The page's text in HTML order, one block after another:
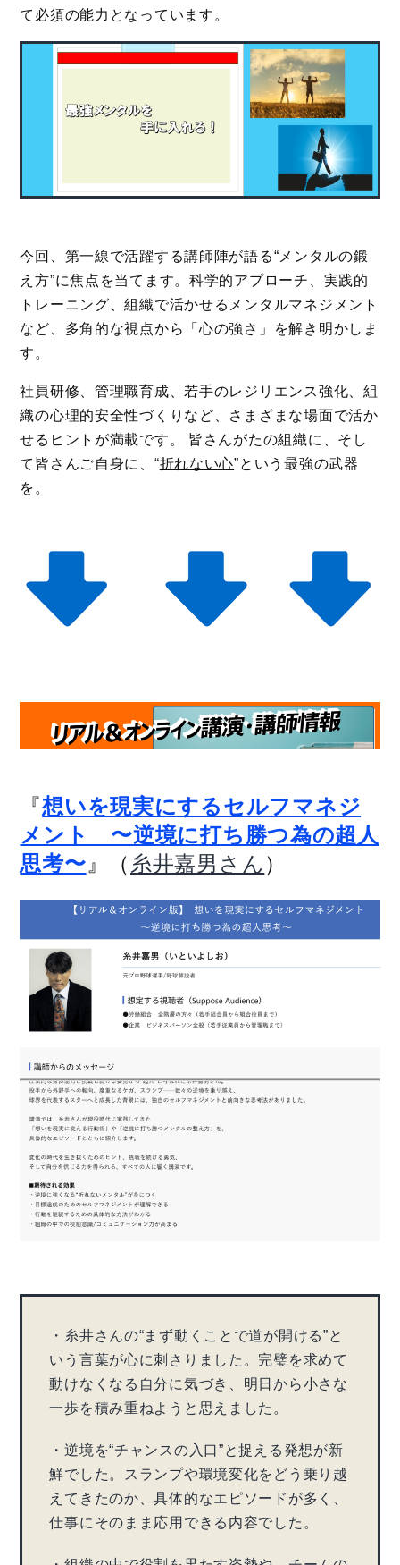
て必須の能力となっています。
今回、第一線で活躍する講師陣が語る“メンタルの鍛
え方”に焦点を当てます。科学的アプローチ、実践的
トレーニング、組織で活かせるメンタルマネジメント
など、多角的な視点から「心の強さ」を解き明かしま
す。
社員研修、管理職育成、若手のレジリエンス強化、組
織の心理的安全性づくりなど、さまざまな場面で活か
せるヒントが満載です。 皆さんがたの組織に、そし
て皆さんご自身に、“折れない心”という最強の武器
を。
『想いを現実にするセルフマネジ
メント 〜逆境に打ち勝つ為の超人
思考〜 』（ 糸井嘉男さん ）
・糸井さんの“まず動くことで道が開ける”と
いう言葉が心に刺さりました。完璧を求めて
動けなくなる自分に気づき、明日から小さな
一歩を積み重ねようと思えました。
・逆境を“チャンスの入口”と捉える発想が新
鮮でした。スランプや環境変化をどう乗り越
えてきたのか、具体的なエピソードが多く、
仕事にそのまま応用できる内容でした。